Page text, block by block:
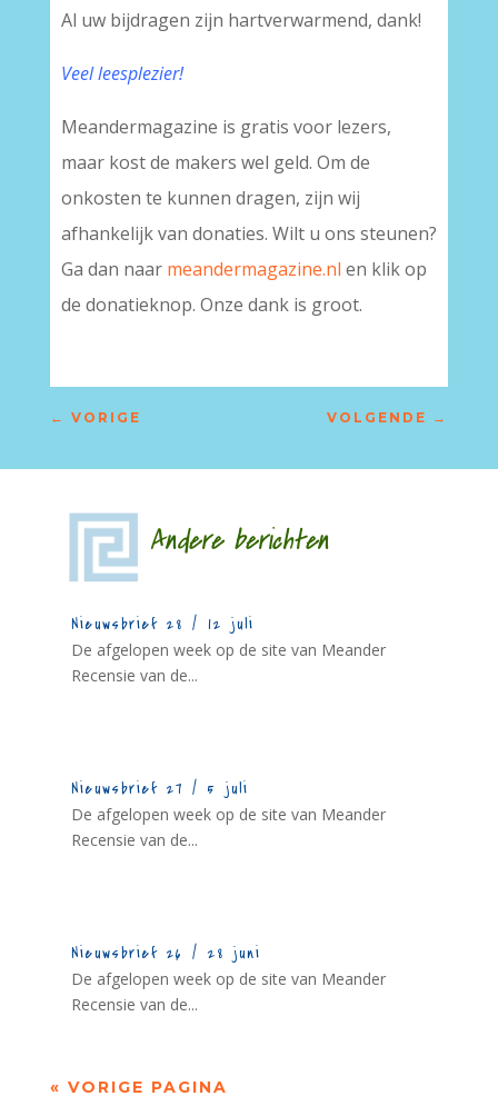
Al uw bijdragen zijn hartverwarmend, dank!
Veel leesplezier!
Meandermagazine is gratis voor lezers,
maar kost de makers wel geld. Om de
onkosten te kunnen dragen, zijn wij
afhankelijk van donaties. Wilt u ons steunen?
Ga dan naar meandermagazine.nl en klik op
de donatieknop. Onze dank is groot.
← VORIGE VOLGENDE →
Andere berichten
Nieuwsbrief 28 / 12 juli
De afgelopen week op de site van Meander
Recensie van de...
Nieuwsbrief 27 / 5 juli
De afgelopen week op de site van Meander
Recensie van de...
Nieuwsbrief 26 / 28 juni
De afgelopen week op de site van Meander
Recensie van de...
« VORIGE PAGINA